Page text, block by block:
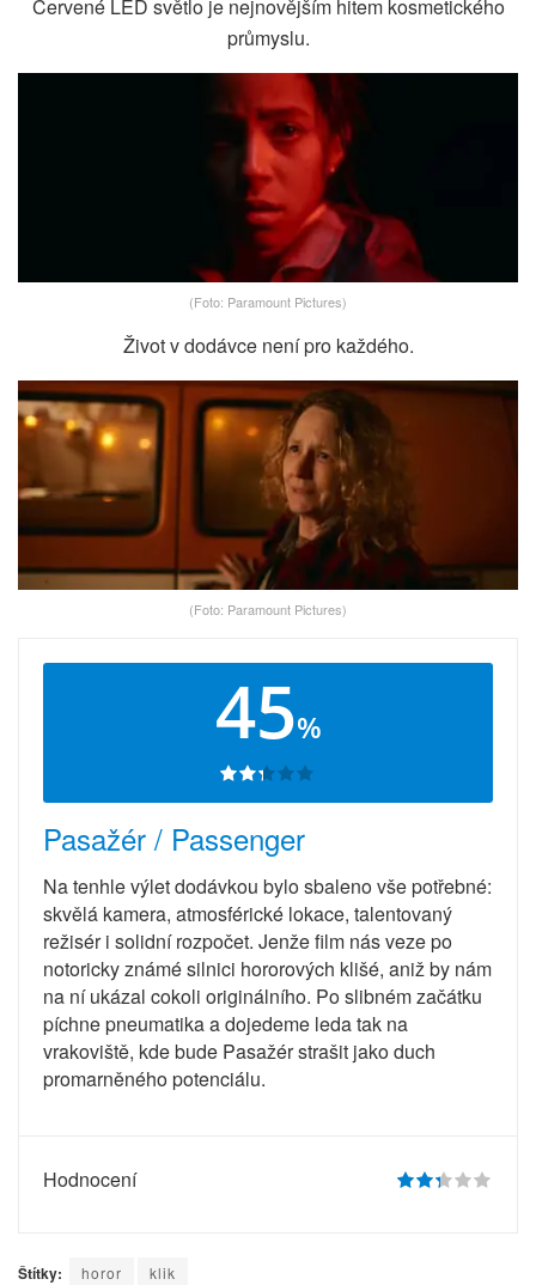
Červené LED světlo je nejnovějším hitem kosmetického
průmyslu.
(Foto: Paramount Pictures)
Život v dodávce není pro každého.
(Foto: Paramount Pictures)
45%
Pasažér / Passenger
Na tenhle výlet dodávkou bylo sbaleno vše potřebné:
skvělá kamera, atmosférické lokace, talentovaný
režisér i solidní rozpočet. Jenže film nás veze po
notoricky známé silnici hororových klišé, aniž by nám
na ní ukázal cokoli originálního. Po slibném začátku
píchne pneumatika a dojedeme leda tak na
vrakoviště, kde bude Pasažér strašit jako duch
promarněného potenciálu.
Hodnocení
Štítky: horor klik